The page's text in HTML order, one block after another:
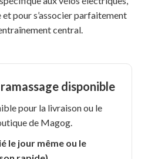
pour s’associer parfaitement
central.
disponible
pour la livraison ou le
de Magog.
le jour même ou le